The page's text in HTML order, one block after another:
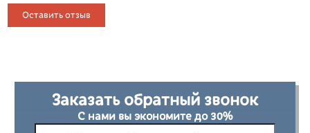
Оставить отзыв
Заказать обратный звонок
С нами вы экономите до 30%